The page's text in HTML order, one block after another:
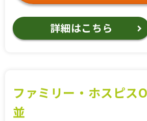
詳細はこちら
ファミリー・ホスピス
並